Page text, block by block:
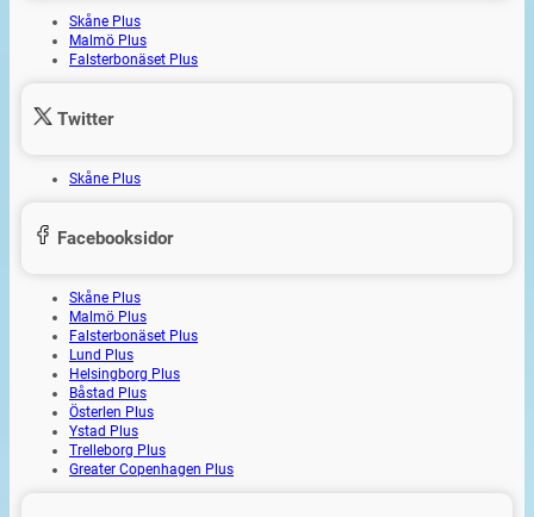
Skåne Plus
Malmö Plus
Falsterbonäset Plus
Twitter
Skåne Plus
Facebooksidor
Skåne Plus
Malmö Plus
Falsterbonäset Plus
Lund Plus
Helsingborg Plus
Båstad Plus
Österlen Plus
Ystad Plus
Trelleborg Plus
Greater Copenhagen Plus